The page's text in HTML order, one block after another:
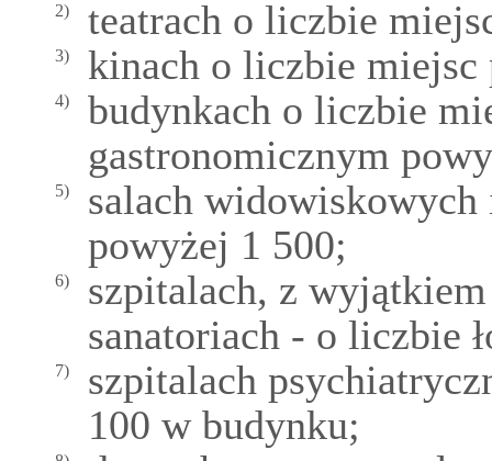
2) teatrach o liczbie
3) kinach o liczbie miejsc
4)
budynkach o liczbie
gastronomicznym
5)
salach
powyżej 1 500;
6)
szpitalach, z
sanatoriach - o liczbie
7)
szpitalach
100 w budynku;